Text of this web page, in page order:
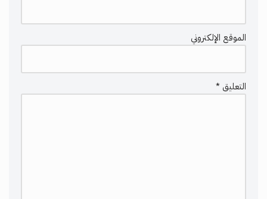
الموقع الإلكتروني
التعليق *